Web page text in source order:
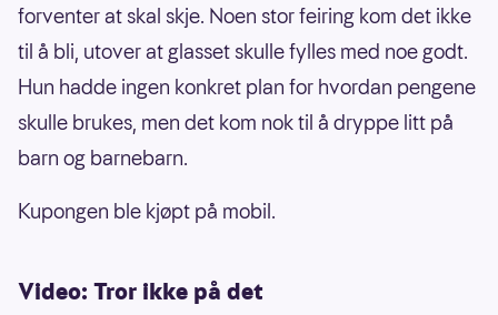
forventer at skal skje. Noen stor feiring kom det ikke
til å bli, utover at glasset skulle fylles med noe godt.
Hun hadde ingen konkret plan for hvordan pengene
skulle brukes, men det kom nok til å dryppe litt på
barn og barnebarn.
Kupongen ble kjøpt på mobil.
Video: Tror ikke på det